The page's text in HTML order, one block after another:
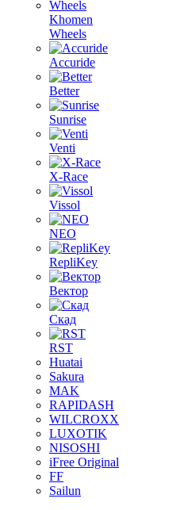
Khomen
Wheels
Accuride
Better
Sunrise
Venti
X-Race
Vissol
NEO
RepliKey
Вектор
Скад
RST
Huatai
Sakura
MAK
RAPIDASH
WILCROXX
LUXOTIK
NISOSHI
iFree Original
FF
Sailun